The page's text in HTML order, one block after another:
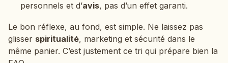
personnels et d’avis, pas d’un effet garanti.
Le bon réflexe, au fond, est simple. Ne laissez pas
glisser spiritualité, marketing et sécurité dans le
même panier. C’est justement ce tri qui prépare bien la